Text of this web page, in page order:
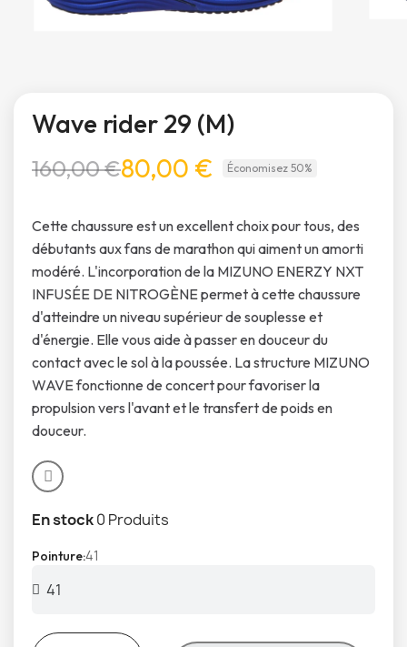
Wave rider 29 (M)
160,00 €80,00 € Économisez 50%
Cette chaussure est un excellent choix pour tous, des
débutants aux fans de marathon qui aiment un amorti
modéré. L'incorporation de la MIZUNO ENERZY NXT
INFUSÉE DE NITROGÈNE permet à cette chaussure
d'atteindre un niveau supérieur de souplesse et
d'énergie. Elle vous aide à passer en douceur du
contact avec le sol à la poussée. La structure MIZUNO
WAVE fonctionne de concert pour favoriser la
propulsion vers l'avant et le transfert de poids en
douceur.
En stock0 Produits
Pointure41